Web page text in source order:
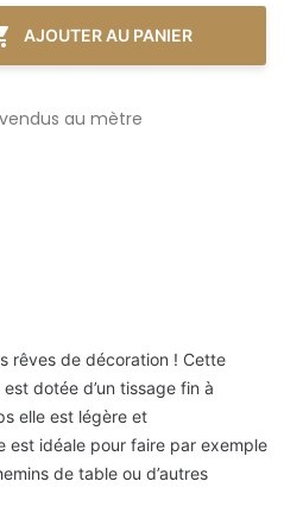
AJOUTER AU PANIER
au mètre
rêves de décoration ! Cette
dotée d’un tissage fin à
elle est légère et
est idéale pour faire par exemple
de table ou d’autres